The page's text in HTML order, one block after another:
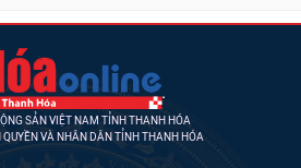
SẢN VIỆT NAM TỈNH THANH HÓA
VÀ NHÂN DÂN TỈNH THANH HÓA